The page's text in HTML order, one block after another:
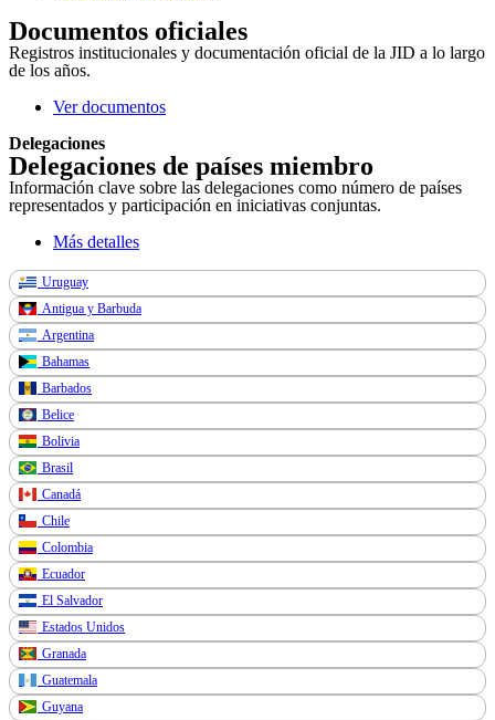
Documentos oficiales
Registros institucionales y documentación oficial de la JID a lo largo
de los años.
Ver documentos
Delegaciones
Delegaciones de países miembro
Información clave sobre las delegaciones como número de países
representados y participación en iniciativas conjuntas.
Más detalles
Uruguay
Antigua y Barbuda
Argentina
Bahamas
Barbados
Belice
Bolivia
Brasil
Canadá
Chile
Colombia
Ecuador
El Salvador
Estados Unidos
Granada
Guatemala
Guyana